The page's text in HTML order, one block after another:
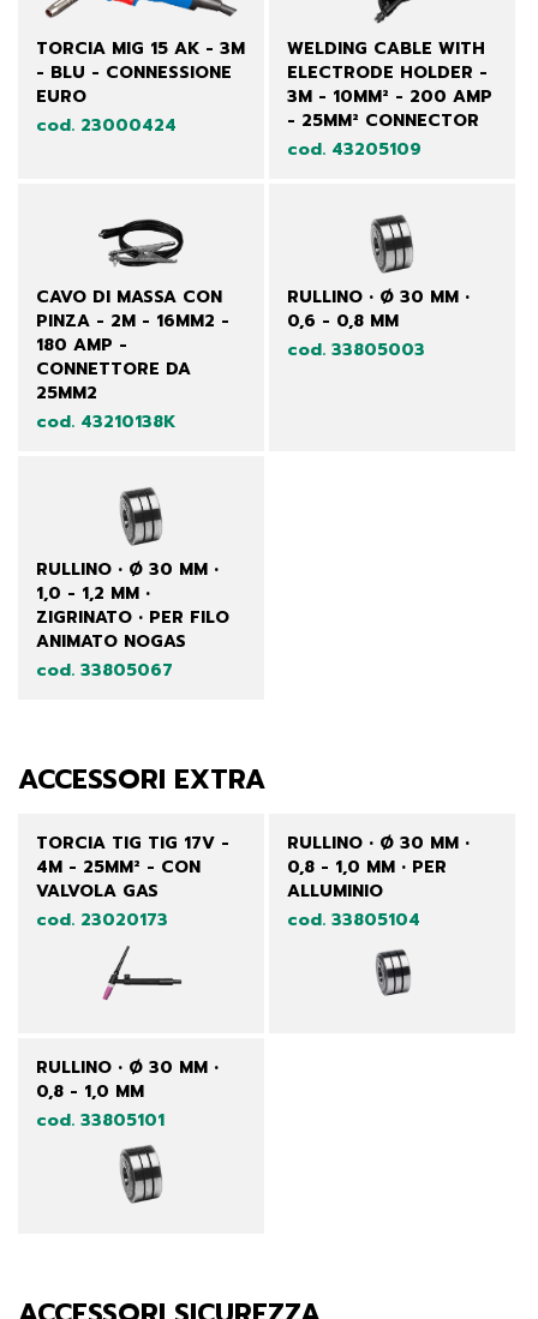
TORCIA MIG 15 AK - 3M
- BLU - CONNESSIONE
EURO
cod. 23000424
WELDING CABLE WITH
ELECTRODE HOLDER -
3M - 10MM² - 200 AMP
- 25MM² CONNECTOR
cod. 43205109
CAVO DI MASSA CON
PINZA - 2M - 16MM2 -
180 AMP -
CONNETTORE DA
25MM2
cod. 43210138K
RULLINO • Ø 30 MM •
0,6 - 0,8 MM
cod. 33805003
RULLINO • Ø 30 MM •
1,0 - 1,2 MM •
ZIGRINATO • PER FILO
ANIMATO NOGAS
cod. 33805067
ACCESSORI EXTRA
TORCIA TIG TIG 17V -
4M - 25MM² - CON
VALVOLA GAS
cod. 23020173
RULLINO • Ø 30 MM •
0,8 - 1,0 MM • PER
ALLUMINIO
cod. 33805104
RULLINO • Ø 30 MM •
0,8 - 1,0 MM
cod. 33805101